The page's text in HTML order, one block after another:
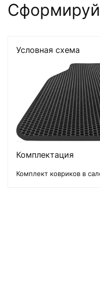
Условная схема
Комплектация
Комплект ковриков в